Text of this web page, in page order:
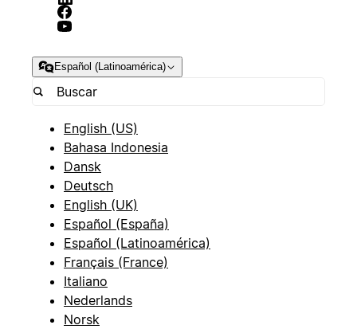
Español (Latinoamérica)
English (US)
Bahasa Indonesia
Dansk
Deutsch
English (UK)
Español (España)
Español (Latinoamérica)
Français (France)
Italiano
Nederlands
Norsk